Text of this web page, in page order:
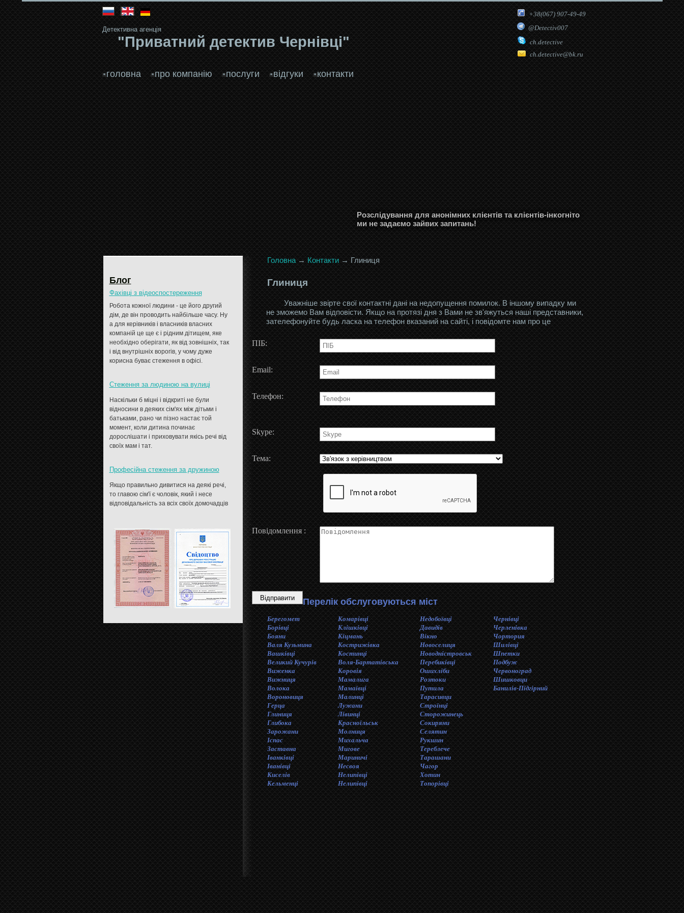
+38(067) 907-49-49
@Detectiv007
ch.detective
ch.detective@bk.ru
Детективна агенція
"Приватний детектив Чернівці"
головна про компанію послуги відгуки контакти
Розслідування для анонімних клієнтів та клієнтів-інкогніто
ми не задаємо зайвих запитань!
Блог
Фахівці з відеоспостереження
Робота кожної людини - це його другий
дім, де він проводить найбільше часу. Ну
а для керівників і власників власних
компаній це ще є і рідним дітищем, яке
необхідно оберігати, як від зовнішніх, так
і від внутрішніх ворогів, у чому дуже
корисна буває стеження в офісі.
Стеження за людиною на вулиці
Наскільки б міцні і відкриті не були
відносини в деяких сім'ях між дітьми і
батьками, рано чи пізно настає той
момент, коли дитина починає
дорослішати і приховувати якісь речі від
своїх мам і тат.
Професійна стеження за дружиною
Якщо правильно дивитися на деякі речі,
то главою сім'ї є чоловік, який і несе
відповідальність за всіх своїх домочадців
Головна→ Контакти→ Глиниця
Глиниця
Уважніше звірте свої контактні дані на недопущення помилок. В іншому випадку ми
не зможемо Вам відповісти. Якщо на протязі дня з Вами не зв'яжуться наші представники,
зателефонуйте будь ласка на телефон вказаний на сайті, і повідомте нам про це
ПІБ:
Email:
Телефон:
Skype: s
Тема:
Повідомлення :
Перелік обслуговуються міст
Берегомет
Борівці
Бояни
Валя Кузьмина
Вашківці
Великий Кучурів
Виженка
Вижниця
Волока
Вороновиця
Герца
Глиниця
Глибока
Зарожани
Iспас
Заставна
Іванківці
Іванiвцi
Киселів
Кельменці
Комарівці
Клішківці
Кiцмань
Кострижівка
Костинцi
Воля-Бартатівська
Коровія
Мамалига
Мамаївцi
Малинці
Лужани
Лівинці
Красноїльськ
Молниця
Михальча
Мигове
Мариничі
Несвоя
Нелипівці
Нелипівці
Недобоївці
Давидів
Вікно
Новоселиця
Новодністровськ
Перебиківці
Ошихліби
Розтоки
Путила
Тарасивци
Строїнці
Сторожинець
Сокиряни
Селятин
Рукшин
Тереблече
Тарашани
Чагор
Хотин
Топорівці
Чернівці
Черленівка
Чортория
Шилiвцi
Шпетки
Подбуж
Червоноград
Шишковци
Банилів-Підгірний